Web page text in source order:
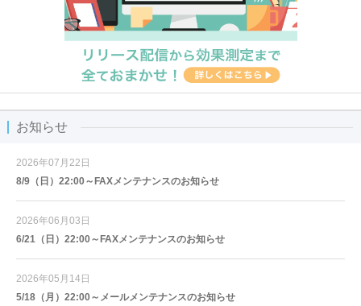
お知らせ
2026年07月22日
8/9（日）22:00～FAXメンテナンスのお知らせ
2026年06月03日
6/21（日）22:00～FAXメンテナンスのお知らせ
2026年05月14日
5/18（月）22:00～メールメンテナンスのお知らせ